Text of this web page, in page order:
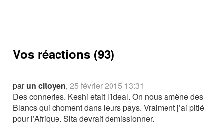
Vos réactions (93)
parun citoyen,25 février 2015 13:31
Des conneries. Keshi etait l’ideal. On nous amène des
Blancs qui choment dans leurs pays. Vraiment j’ai pitié
pour l’Afrique. Sita devrait demissionner.